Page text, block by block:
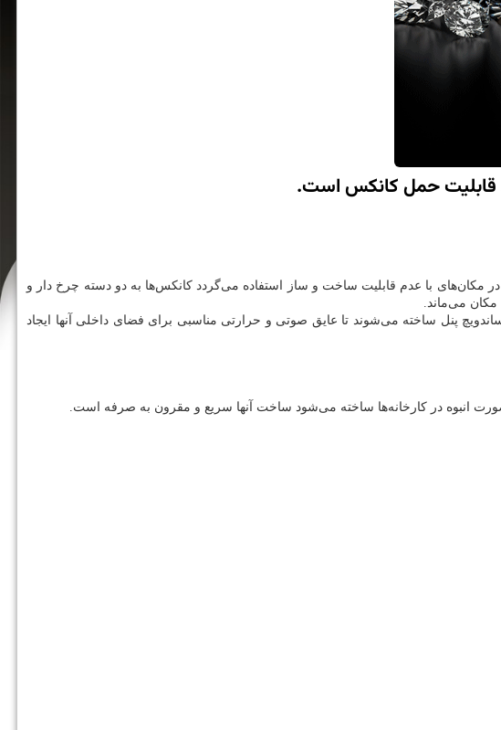
قابلیت حمل كانكس است.
با عدم قابلیت ساخت و ساز استفاده می‌گردد کانکس‌ها به دو دسته چرخ دار و
می‌ماند.
پنل ساخته می‌شوند تا عایق صوتی و حرارتی مناسبی برای فضای داخلی آنها ایجاد
انبوه در کارخانه‌ها ساخته می‌شود ساخت آنها سریع و مقرون به صرفه است.